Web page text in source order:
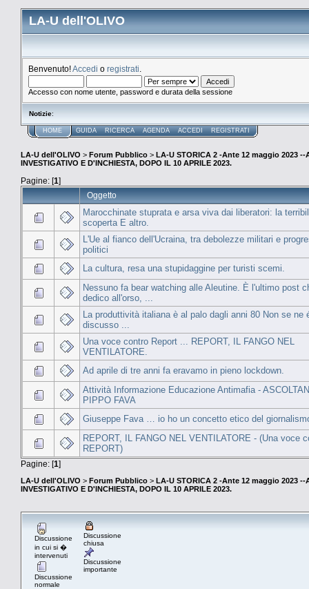
LA-U dell'OLIVO
Benvenuto!Accedi o registrati
Accesso con nome utente, password e durata della sessione
Notizie:
HOME GUIDA RICERCA AGENDA ACCEDI REGISTRATI
LA-U dell'OLIVO > Forum Pubblico > LA-U STORICA 2 -Ante 12 maggio 2023 --
INVESTIGATIVO E D'INCHIESTA, DOPO IL 10 APRILE 2023.
Pagine: [1]
Oggetto
Marocchinate stuprata e arsa viva dai liberatori: la
scoperta E altro.
L'Ue al fianco dell'Ucraina, tra debolezze militari e
politici
La cultura, resa una stupidaggine per turisti scemi.
Nessuno fa bear watching alle Aleutine. È l'ultimo post
dedico all'orso, ...
La produttività italiana è al palo dagli anni 80 Non se ne
discusso ...
Una voce contro Report ... REPORT, IL FANGO NEL
VENTILATORE.
Ad aprile di tre anni fa eravamo in pieno lockdown.
Attività Informazione Educazione Antimafia -
PIPPO FAVA
Giuseppe Fava … io ho un concetto etico del
REPORT, IL FANGO NEL VENTILATORE - (Una voce
REPORT)
Pagine: [1]
LA-U dell'OLIVO > Forum Pubblico > LA-U STORICA 2 -Ante 12 maggio 2023 --
INVESTIGATIVO E D'INCHIESTA, DOPO IL 10 APRILE 2023.
Discussione
in cui si �
intervenuti
Discussione
normale
Discussione
chiusa
Discussione
importante